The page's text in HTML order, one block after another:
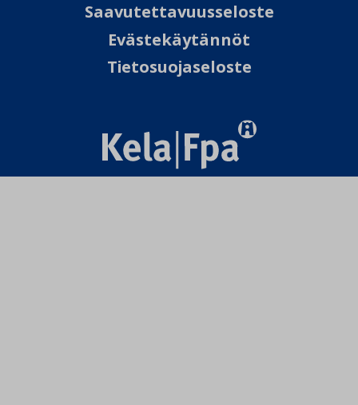
Saavutettavuusseloste
Evästekäytännöt
Tietosuojaseloste